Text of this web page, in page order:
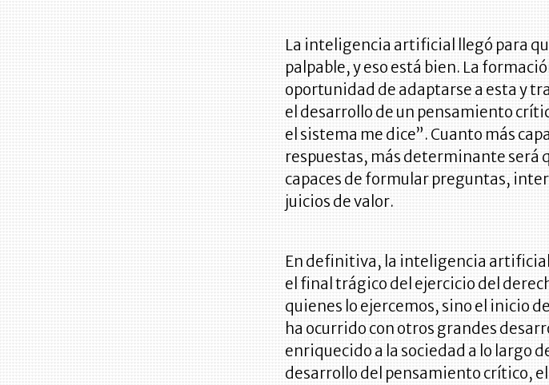
La inteligencia artificial llegó para
palpable, y eso está bien. La
oportunidad de adaptarse a esta y
el desarrollo de un pensamiento
el sistema me dice”. Cuanto más
respuestas, más determinante será
capaces de formular preguntas,
juicios de valor.
En definitiva, la inteligencia
el final trágico del ejercicio del
quienes lo ejercemos, sino el inicio
ha ocurrido con otros grandes
enriquecido a la sociedad a lo largo
desarrollo del pensamiento crítico, el